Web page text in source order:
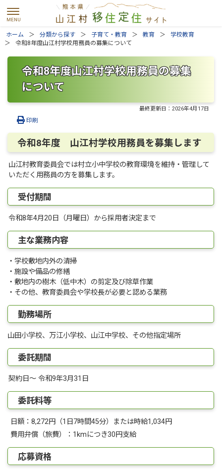
ホーム 分類から探す 子育て・教育 教育
学校教育
令和8年度山江村学校用務員の募集について
令和8年度山江村学校用務員の募集
について
最終更新日：2026年4月17日
印刷
令和8年度 山江村学校用務員を募集します
山江村教育委員会では村立小中学校の教育環境を維持・管理して
いただく用務員の方を募集します。
受付期間
令和8年4月20日（月曜日）から採用者決定まで
主な業務内容
・学校敷地内外の清掃
・施設や備品の修繕
・敷地内の樹木（低中木）の剪定及び除草作業
・その他、教育委員会や学校長が必要と認める業務
勤務場所
山田小学校、万江小学校、山江中学校、その他指定場所
委託期間
契約日～ 令和9年3月31日
委託料等
日額：8,272円（1日7時間45分）または時給1,034円
費用弁償（旅費）：1kmにつき30円支給
応募資格